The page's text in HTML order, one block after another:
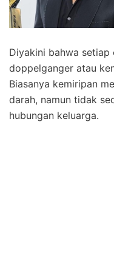
Diyakini bahwa
doppelganger atau
Biasanya kemiripan
darah, namun tidak
hubungan keluarga.